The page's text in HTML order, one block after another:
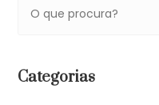
Categorias